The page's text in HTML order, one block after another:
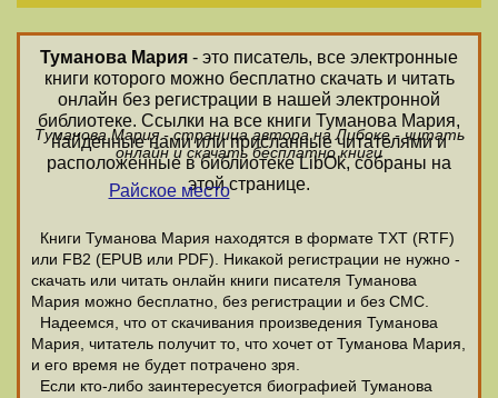
Туманова Мария - это писатель, все электронные
книги которого можно бесплатно скачать и читать
онлайн без регистрации в нашей электронной
библиотеке. Ссылки на все книги Туманова Мария,
найденные нами или присланные читателями и
расположенные в библиотеке LibOk, собраны на
этой странице.
Туманова Мария - страница автора на Либоке - читать
онлайн и скачать бесплатно книги
Райское место
Книги Туманова Мария находятся в формате ТХТ (RTF)
или FB2 (EPUB или PDF). Никакой регистрации не нужно -
скачать или читать онлайн книги писателя Туманова
Мария можно бесплатно, без регистрации и без СМС.
Надеемся, что от скачивания произведения Туманова
Мария, читатель получит то, что хочет от Туманова Мария,
и его время не будет потрачено зря.
Если кто-либо заинтересуется биографией Туманова